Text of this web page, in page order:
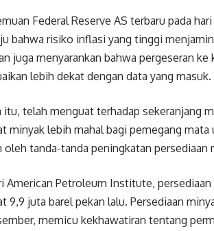
Federal Reserve AS terbaru pada
bahwa risiko inflasi yang tinggi
juga menyarankan bahwa pergeseran
lebih dekat dengan data yang masuk.
itu, telah menguat terhadap sekeranjang
minyak lebih mahal bagi pemegang mata
oleh tanda-tanda peningkatan
American Petroleum Institute,
9,9 juta barel pekan lalu. Persediaan
memicu kekhawatiran tentang